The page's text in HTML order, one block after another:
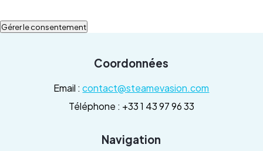
Gérer le consentement
Coordonnées
Email :contact@steamevasion.com
Téléphone : +33 1 43 97 96 33
Navigation